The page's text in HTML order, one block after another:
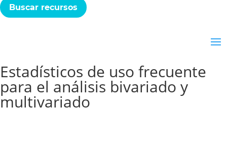
Buscar recursos
Estadísticos de uso frecuente
para el análisis bivariado y
multivariado